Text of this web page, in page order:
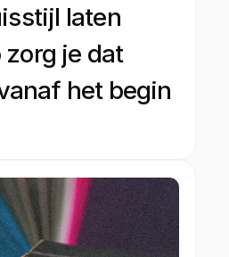
laten
zorg je dat
het begin